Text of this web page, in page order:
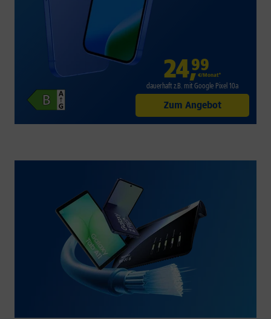
24,99
€/Monat*
dauerhaft z.B. mit Google Pixel 10a
Zum Angebot